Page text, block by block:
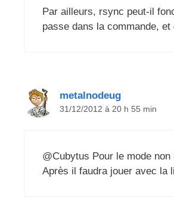
Par ailleurs, rsync peut-il
passe dans la commande,
metalnodeug
31/12/2012 à 20 h 55 min
@Cubytus Pour le mode
Après il faudra jouer avec la